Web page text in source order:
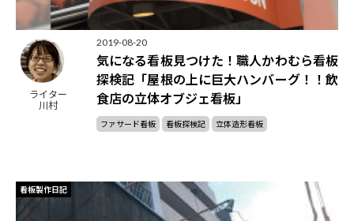
ライター
川村
2019-08-20
気になる看板見つけた！職人かわむら看板
探検記「屋根の上に巨大ハンバーグ！！飲
食店の立体オブジェ看板」
ファサード看板 看板探検記 立体造形看板
看板製作日記